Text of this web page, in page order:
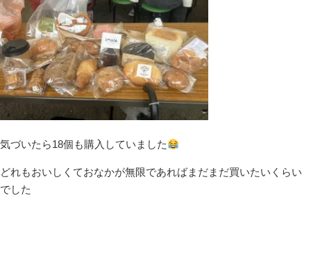
気づいたら18個も購入していました
どれもおいしくておなかが無限であればまだまだ買いたいくらい
でした